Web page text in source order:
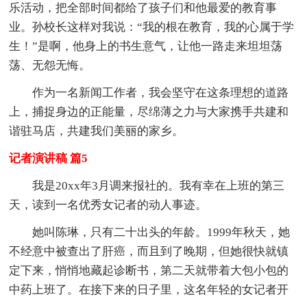
乐活动，把全部时间都给了孩子们和他最爱的教育事
业。孙校长这样对我说：“我的根在教育，我的心属于学
生！”是啊，他身上的书生意气，让他一路走来坦坦荡
荡、无怨无悔。
作为一名新闻工作者，我会坚守在这条理想的道路
上，捕捉身边的正能量，尽绵薄之力与大家携手共建和
谐驻马店，共建我们美丽的家乡。
记者演讲稿 篇5
我是20xx年3月调来报社的。我有幸在上班的第三
天，读到一名优秀女记者的动人事迹。
她叫陈琳，只有二十出头的年龄。1999年秋天，她
不经意中被查出了肝癌，而且到了晚期，但她很快就镇
定下来，悄悄地藏起诊断书，第二天就带着大包小包的
中药上班了。在接下来的日子里，这名年轻的女记者开